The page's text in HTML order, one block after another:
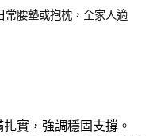
腰墊或抱枕，全家人適
實，強調穩固支撐。